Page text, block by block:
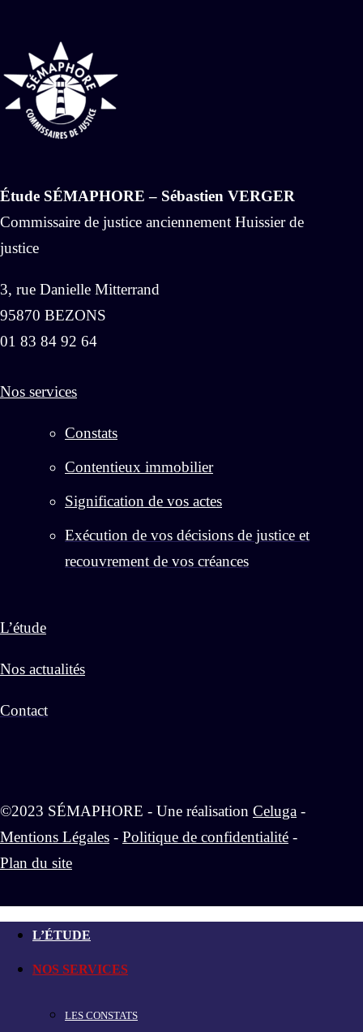
Étude SÉMAPHORE – Sébastien VERGER
Commissaire de justice anciennement Huissier de
justice
3, rue Danielle Mitterrand
95870 BEZONS
01 83 84 92 64
Nos services
Constats
Contentieux immobilier
Signification de vos actes
Exécution de vos décisions de justice et
recouvrement de vos créances
L’étude
Nos actualités
Contact
©2023 SÉMAPHORE - Une réalisation Celuga -
Mentions Légales - Politique de confidentialité -
Plan du site
L’ÉTUDE
NOS SERVICES
LES CONSTATS